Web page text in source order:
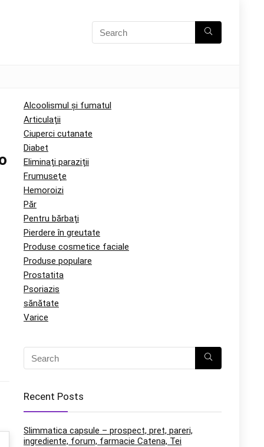
Alcoolismul și fumatul
Articulații
Ciuperci cutanate
Diabet
Eliminați paraziții
Frumuseţe
Hemoroizi
Păr
Pentru bărbați
Pierdere în greutate
Produse cosmetice faciale
Produse populare
Prostatita
Psoriazis
sănătate
Varice
Recent Posts
Slimmatica capsule – prospect, pret, pareri,
ingrediente, forum, farmacie Catena, Tei